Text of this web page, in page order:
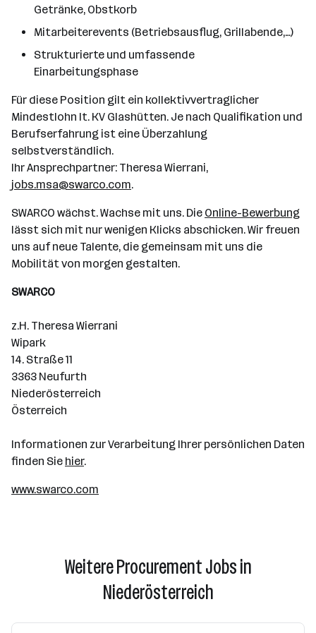
Getränke, Obstkorb
Mitarbeiterevents (Betriebsausflug, Grillabende,…)
Strukturierte und umfassende
Einarbeitungsphase
Für diese Position gilt ein kollektivvertraglicher
Mindestlohn lt. KV Glashütten. Je nach Qualifikation und
Berufserfahrung ist eine Überzahlung
selbstverständlich.
Ihr Ansprechpartner: Theresa Wierrani,
jobs.msa@swarco.com.
SWARCO wächst. Wachse mit uns. Die Online-Bewerbung
lässt sich mit nur wenigen Klicks abschicken. Wir freuen
uns auf neue Talente, die gemeinsam mit uns die
Mobilität von morgen gestalten.
SWARCO
z.H. Theresa Wierrani
Wipark
14. Straße 11
3363 Neufurth
Niederösterreich
Österreich
Informationen zur Verarbeitung Ihrer persönlichen Daten
finden Sie hier.
www.swarco.com
Weitere Procurement Jobs in
Niederösterreich